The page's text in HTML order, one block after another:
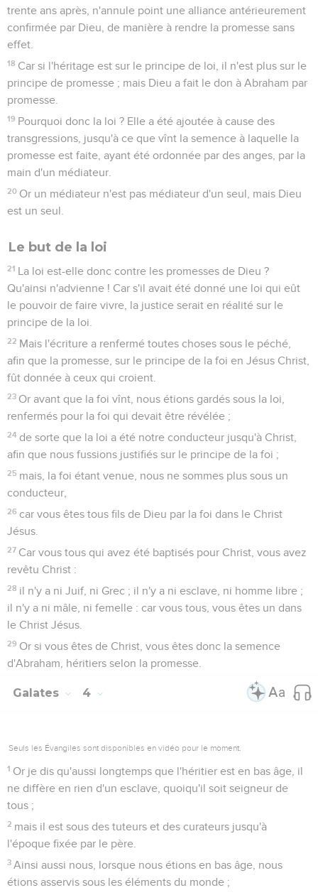
trente ans après, n'annule point une alliance antérieurement
confirmée par Dieu, de manière à rendre la promesse sans
effet.
18 Car si l'héritage est sur le principe de loi, il n'est plus sur le
principe de promesse ; mais Dieu a fait le don à Abraham par
promesse.
19 Pourquoi donc la loi ? Elle a été ajoutée à cause des
transgressions, jusqu'à ce que vînt la semence à laquelle la
promesse est faite, ayant été ordonnée par des anges, par la
main d'un médiateur.
20 Or un médiateur n'est pas médiateur d'un seul, mais Dieu
est un seul.
Le but de la loi
21 La loi est-elle donc contre les promesses de Dieu ?
Qu'ainsi n'advienne ! Car s'il avait été donné une loi qui eût
le pouvoir de faire vivre, la justice serait en réalité sur le
principe de la loi.
22 Mais l'écriture a renfermé toutes choses sous le péché,
afin que la promesse, sur le principe de la foi en Jésus Christ,
fût donnée à ceux qui croient.
23 Or avant que la foi vînt, nous étions gardés sous la loi,
renfermés pour la foi qui devait être révélée ;
24 de sorte que la loi a été notre conducteur jusqu'à Christ,
afin que nous fussions justifiés sur le principe de la foi ;
25 mais, la foi étant venue, nous ne sommes plus sous un
conducteur,
26 car vous êtes tous fils de Dieu par la foi dans le Christ
Jésus.
27 Car vous tous qui avez été baptisés pour Christ, vous avez
revêtu Christ :
28 il n'y a ni Juif, ni Grec ; il n'y a ni esclave, ni homme libre ;
il n'y a ni mâle, ni femelle : car vous tous, vous êtes un dans
le Christ Jésus.
29 Or si vous êtes de Christ, vous êtes donc la semence
d'Abraham, héritiers selon la promesse.
Galates 4
Seuls les Évangiles sont disponibles en vidéo pour le moment.
1 Or je dis qu'aussi longtemps que l'héritier est en bas âge, il
ne diffère en rien d'un esclave, quoiqu'il soit seigneur de
tous ;
2 mais il est sous des tuteurs et des curateurs jusqu'à
l'époque fixée par le père.
3 Ainsi aussi nous, lorsque nous étions en bas âge, nous
étions asservis sous les éléments du monde ;